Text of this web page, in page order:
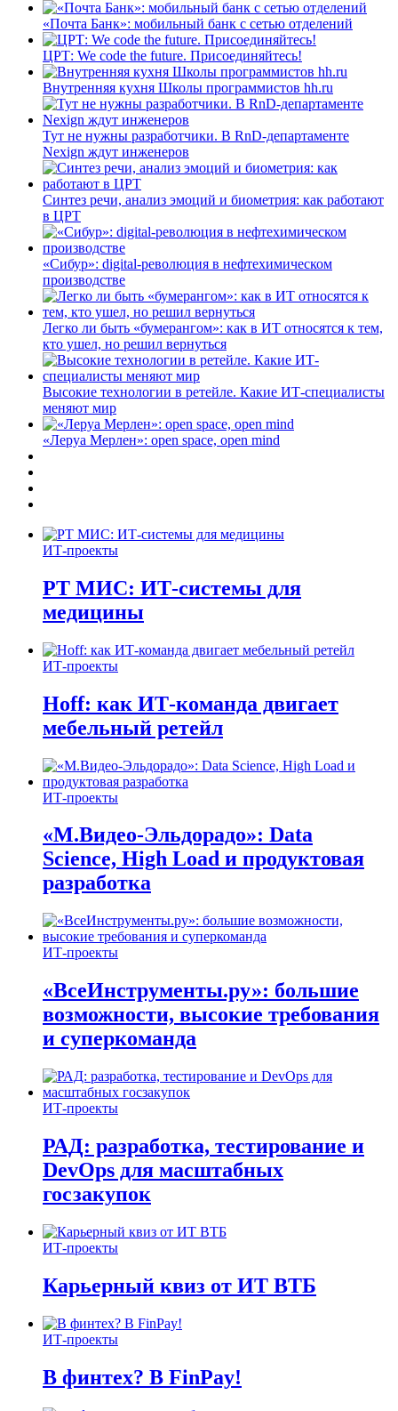
«Почта Банк»: мобильный банк с сетью отделений
ЦРТ: We code the future. Присоединяйтесь!
Внутренняя кухня Школы программистов hh.ru
Тут не нужны разработчики. В RnD-департаменте
Nexign ждут инженеров
Синтез речи, анализ эмоций и биометрия: как работают
в ЦРТ
«Сибур»: digital-революция в нефтехимическом
производстве
Легко ли быть «бумерангом»: как в ИТ относятся к тем,
кто ушел, но решил вернуться
Высокие технологии в ретейле. Какие ИТ-специалисты
меняют мир
«Леруа Мерлен»: open space, open mind
ИТ-проекты
РТ МИС: ИТ-системы для
медицины
ИТ-проекты
Hoff: как ИТ-команда двигает
мебельный ретейл
ИТ-проекты
«М.Видео-Эльдорадо»: Data
Science, High Load и продуктовая
разработка
ИТ-проекты
«ВсеИнструменты.ру»: большие
возможности, высокие требования
и суперкоманда
ИТ-проекты
РАД: разработка, тестирование и
DevOps для масштабных
госзакупок
ИТ-проекты
Карьерный квиз от ИТ ВТБ
ИТ-проекты
В финтех? В FinPay!